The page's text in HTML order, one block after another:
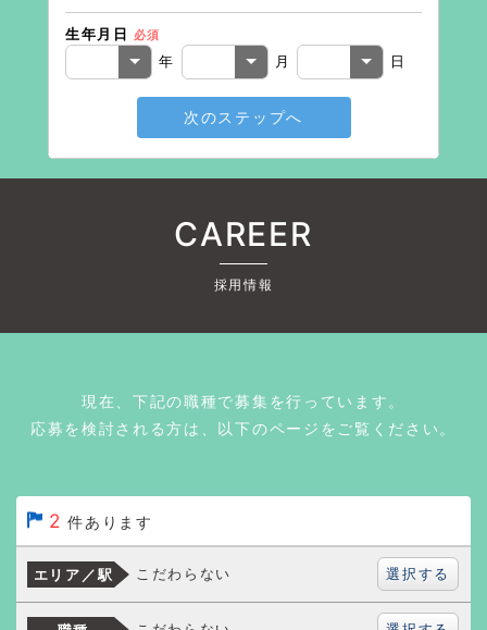
生年月日 必須
年 月 日
次のステップへ
CAREER
採用情報
現在、下記の職種で募集を行っています。
応募を検討される方は、以下のページをご覧ください。
2 件あります
エリア／駅 こだわらない 選択する